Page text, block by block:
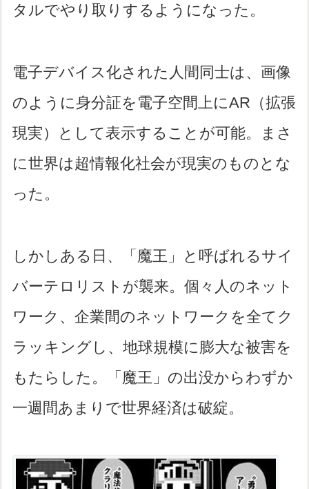
タルでやり取りするようになった。
電子デバイス化された人間同士は、画像
のように身分証を電子空間上にAR（拡張
現実）として表示することが可能。まさ
に世界は超情報化社会が現実のものとな
った。
しかしある日、「魔王」と呼ばれるサイ
バーテロリストが襲来。個々人のネット
ワーク、企業間のネットワークを全てク
ラッキングし、地球規模に膨大な被害を
もたらした。「魔王」の出没からわずか
一週間あまりで世界経済は破綻。